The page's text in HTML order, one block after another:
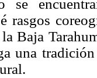
se
rasgos
Baja
una